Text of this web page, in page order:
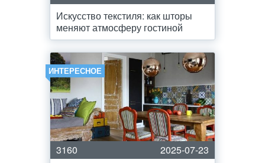
Искусство текстиля: как шторы
меняют атмосферу гостиной
ИНТЕРЕСНОЕ
3160
2025-07-23